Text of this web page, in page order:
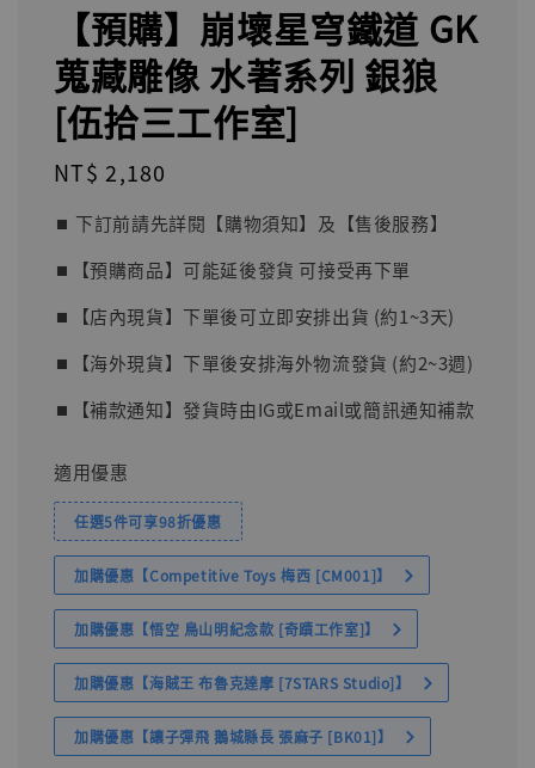
【預購】崩壞星穹鐵道 GK
蒐藏雕像 水著系列 銀狼
[伍拾三工作室]
Regular
NT$ 2,180
⏹︎ 下訂前請先詳閱【購物須知】及【售後服務】
⏹︎【預購商品】可能延後發貨 可接受再下單
⏹︎【店內現貨】下單後可立即安排出貨 (約1~3天)
⏹︎【海外現貨】下單後安排海外物流發貨 (約2~3週)
⏹︎【補款通知】發貨時由IG或Email或簡訊通知補款
適用優惠
任選5件可享98折優惠
加購優惠【Competitive Toys 梅西 [CM001]】
加購優惠【悟空 鳥山明紀念款 [奇蹟工作室]】
加購優惠【海賊王 布魯克達摩 [7STARS Studio]】
加購優惠【讓子彈飛 鵝城縣長 張麻子 [BK01]】